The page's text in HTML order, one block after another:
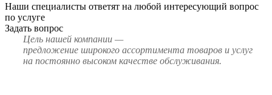
Наши специалисты ответят на любой интересующий вопрос
по услуге
Задать вопрос
Цель нашей компании —
предложение широкого ассортимента товаров и услуг
на постоянно высоком качестве обслуживания.